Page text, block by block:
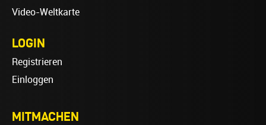
Video-Weltkarte
LOGIN
Registrieren
Einloggen
MITMACHEN